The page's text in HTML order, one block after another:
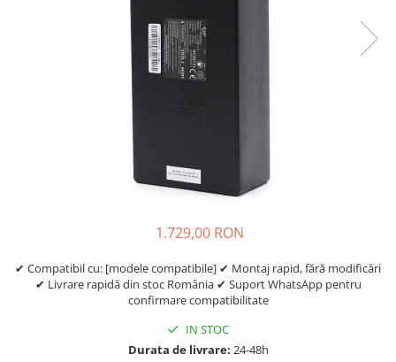
https://www.doctortrotineta.ro/lumini
https://www.doctortrotineta.ro/cadru
1.729,00 RON
✔ Compatibil cu: [modele compatibile] ✔ Montaj rapid, fără modificări
✔ Livrare rapidă din stoc România ✔ Suport WhatsApp pentru
confirmare compatibilitate
IN STOC
Durata de livrare: 24-48h